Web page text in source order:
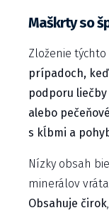
Maškrty so
Zloženie
prípadoch,
podporu
alebo
s kĺbmi a
Nízky obsah
minerálov
Obsahuje čirok